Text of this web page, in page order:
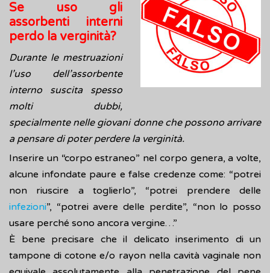
Se uso gli
assorbenti interni
perdo la verginità?
Durante le mestruazioni
l’uso dell’assorbente
interno suscita spesso
molti dubbi,
specialmente nelle giovani donne che possono arrivare
a pensare di poter perdere la verginità.
Inserire un “corpo estraneo” nel corpo genera, a volte,
alcune infondate paure e false credenze come: “potrei
non riuscire a toglierlo”, “potrei prendere delle
infezioni”, “potrei avere delle perdite”, “non lo posso
usare perché sono ancora vergine…”
È bene precisare che il delicato inserimento di un
tampone di cotone e/o rayon nella cavità vaginale non